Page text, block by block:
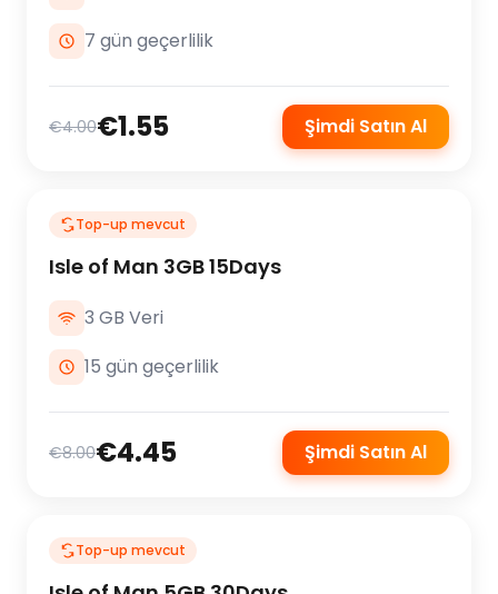
7 gün geçerlilik
€4.00€1.55 Şimdi Satın Al
Top-up mevcut
Isle of Man 3GB 15Days
3 GB Veri
15 gün geçerlilik
€8.00€4.45 Şimdi Satın Al
Top-up mevcut